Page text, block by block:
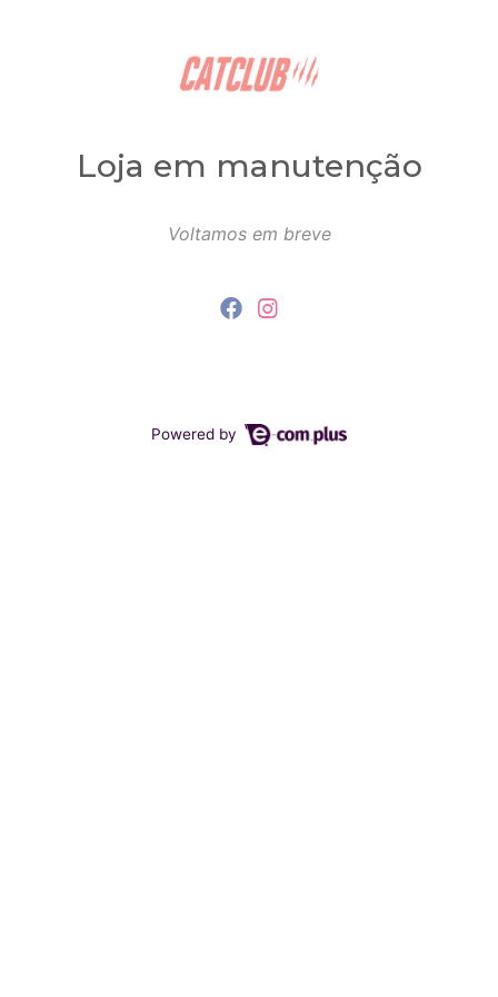
Loja em manutenção
Voltamos em breve
Powered by